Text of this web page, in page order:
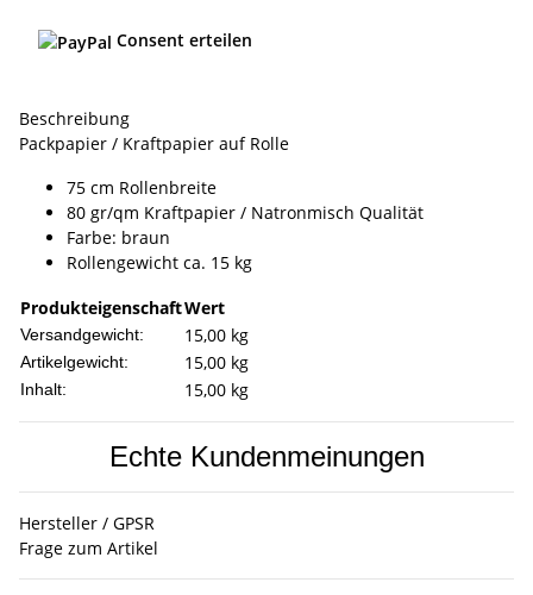
Consent erteilen
Beschreibung
Packpapier / Kraftpapier auf Rolle
75 cm Rollenbreite
80 gr/qm Kraftpapier / Natronmisch Qualität
Farbe: braun
Rollengewicht ca. 15 kg
ProdukteigenschaftWert
Versandgewicht: 15,00 kg
Artikelgewicht: 15,00 kg
Inhalt: 15,00 kg
Echte Kundenmeinungen
Hersteller / GPSR
Frage zum Artikel